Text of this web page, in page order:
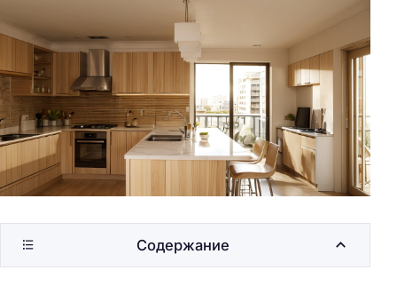
Содержание